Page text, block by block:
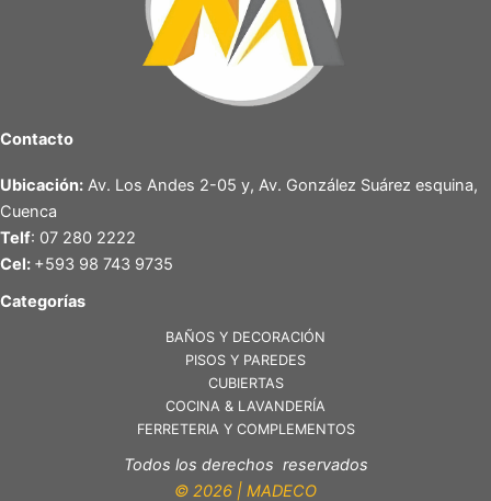
Contacto
Ubicación: Av. Los Andes 2-05 y, Av. González Suárez esquina,
Cuenca
Telf: 07 280 2222
Cel: +593 98 743 9735
Categorías
BAÑOS Y DECORACIÓN
PISOS Y PAREDES
CUBIERTAS
COCINA & LAVANDERÍA
FERRETERIA Y COMPLEMENTOS
Todos los derechos reservados
© 2026 | MADECO